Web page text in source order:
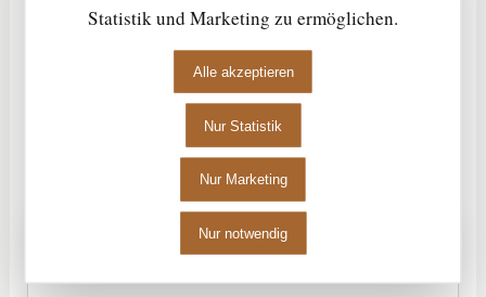
realisierbar.
Accelerando produziert Konzertvideos, Musikvideos
und Tonmeister-geführte Aufnahmen für klassische
Musikerinnen und Musiker, Ensembles, Orchester und
Konzertmitschnitt Köln
Statistik und Marketing zu ermöglichen.
Alle akzeptieren
Nur Statistik
Nur Marketing
Nur notwendig